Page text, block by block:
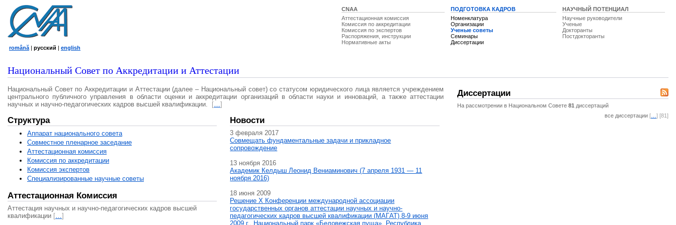
CNAA
Аттестационная комиссия
Комиссия по аккредитации
Комиссия по экспертов
Распоряжения, инструкции
Нормативные акты
ПОДГОТОВКА КАДРОВ
Номенклатура
Организации
Ученые советы
Семинары
Диссертации
НАУЧНЫЙ ПОТЕНЦИАЛ
Научные руководители
Ученые
Докторанты
Постдокторанты
română | русский | english
Национальный Совет по Аккредитации и Аттестации
Национальный Совет по Аккредитации и Аттестации (далее – Национальный совет) со статусом юридического лица является учреждением
центрального публичного управления в области оценки и аккредитации организаций в области науки и инноваций, а также аттестации
научных и научно-педагогических кадров высшей квалификации.
[…]
Структура
Аппарат национального совета
Совместное пленарное заседание
Аттестационная комисcия
Комиссия по аккредитации
Комиссия экспертов
Специализированные научные советы
Аттестационная Комиссия
Аттестация научных и научно-педагогических кадров высшей
квалификации […]
Новости
3 февраля 2017
Совмещать фундаментальные задачи и прикладное
сопровождение
13 ноября 2016
Академик Келдыш Леонид Вениаминович (7 апреля 1931 — 11
ноября 2016)
18 июня 2009
Решение X Конференции международной ассоциации
государственных органов аттестации научных и научно-
педагогических кадров высшей квалификации (МАГAT) 8-9 июня
2009 г., Национальный парк «Беловежская пуща», Республика
Диссертации
На рассмотрении в Национальном Совете 81 диссертаций
все диссертации [ ] [81]